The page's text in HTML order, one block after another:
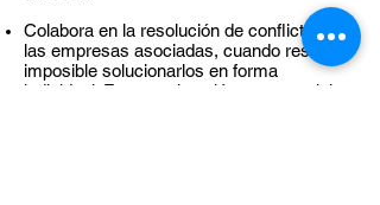
Colabora en la resolución de conflictos de
las empresas asociadas, cuando resulta
imposible solucionarlos en forma
individual. Fomenta la unión empresarial.